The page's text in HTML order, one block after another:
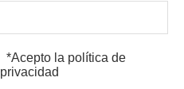
*Acepto la política de
privacidad